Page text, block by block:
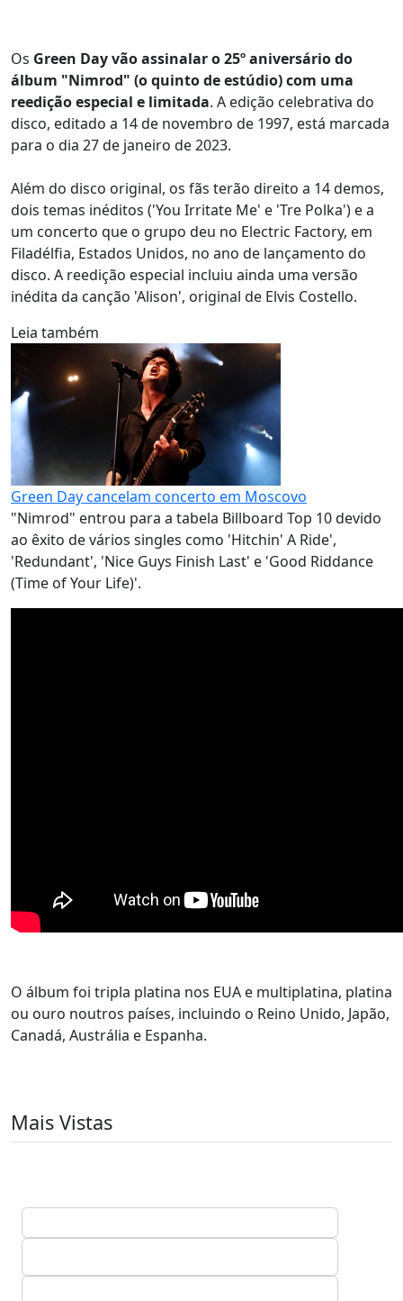
Os Green Day vão assinalar o 25º aniversário do
álbum "Nimrod" (o quinto de estúdio) com uma
reedição especial e limitada. A edição celebrativa do
disco, editado a 14 de novembro de 1997, está marcada
para o dia 27 de janeiro de 2023.
Além do disco original, os fãs terão direito a 14 demos,
dois temas inéditos ('You Irritate Me' e 'Tre Polka') e a
um concerto que o grupo deu no Electric Factory, em
Filadélfia, Estados Unidos, no ano de lançamento do
disco. A reedição especial incluiu ainda uma versão
inédita da canção 'Alison', original de Elvis Costello.
Leia também
Green Day cancelam concerto em Moscovo
"Nimrod" entrou para a tabela Billboard Top 10 devido
ao êxito de vários singles como 'Hitchin' A Ride',
'Redundant', 'Nice Guys Finish Last' e 'Good Riddance
(Time of Your Life)'.
O álbum foi tripla platina nos EUA e multiplatina, platina
ou ouro noutros países, incluindo o Reino Unido, Japão,
Canadá, Austrália e Espanha.
Mais Vistas